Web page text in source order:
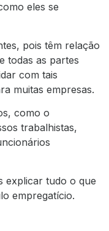
eles se
pois têm relação
todas as partes
com tais
muitas empresas.
como o
trabalhistas,
explicar tudo o que
empregatício.